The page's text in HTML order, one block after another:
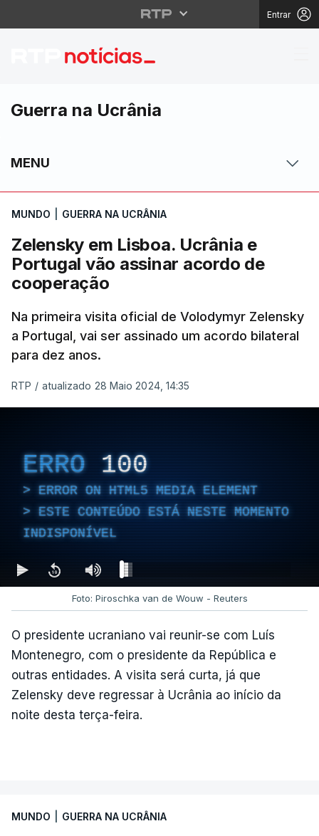
Entrar
Zelensky em Lisboa.
Guerra na Ucrânia
MENU
MUNDO GUERRA NA UCRÂNIA
Zelensky em Lisboa. Ucrânia e
Portugal vão assinar acordo de
cooperação
Na primeira visita oficial de Volodymyr Zelensky
a Portugal, vai ser assinado um acordo bilateral
para dez anos.
RTP / atualizado 28 Maio 2024, 14:35
ERRO 100
ERROR ON HTML5 MEDIA ELEMENT
ESTE CONTEÚDO ESTÁ NESTE MOMENTO
INDISPONÍVEL
Foto: Piroschka van de Wouw - Reuters
O presidente ucraniano vai reunir-se com Luís
Montenegro, com o presidente da República e
outras entidades. A visita será curta, já que
Zelensky deve regressar à Ucrânia ao início da
noite desta terça-feira.
MUNDO GUERRA NA UCRÂNIA